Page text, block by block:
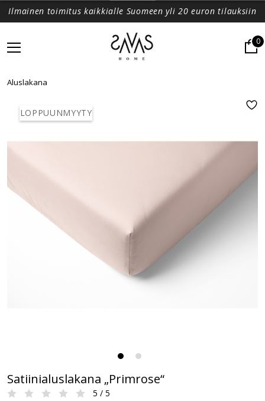
Ilmainen toimitus kaikkialle Suomeen yli 20 euron tilauksiin
0
Aluslakana
LOPPUUNMYYTY
Satiinialuslakana „Primrose“
5 / 5